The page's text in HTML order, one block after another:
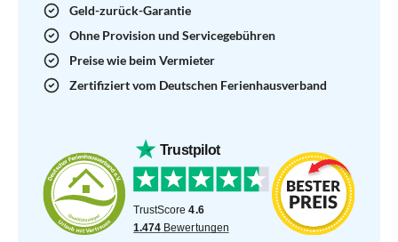
Geld-zurück-Garantie
Ohne Provision und Servicegebühren
Preise wie beim Vermieter
Zertifiziert vom Deutschen Ferienhausverband